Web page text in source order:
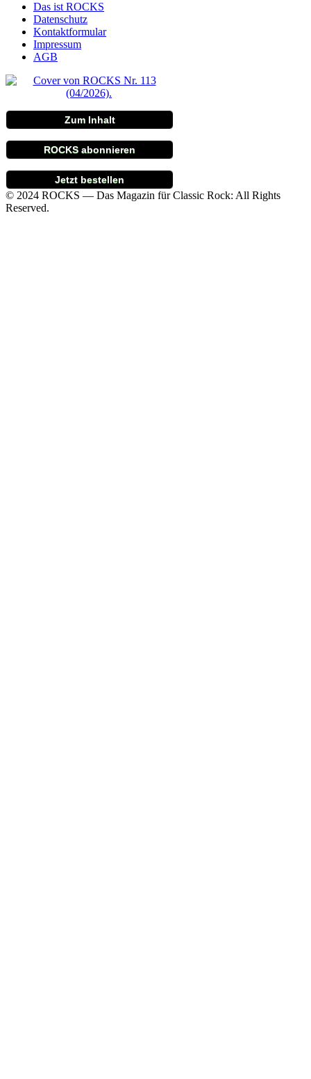
Das ist ROCKS
Datenschutz
Kontaktformular
Impressum
AGB
Zum Inhalt
ROCKS abonnieren
Jetzt bestellen
© 2024 ROCKS — Das Magazin für Classic Rock: All Rights
Reserved.